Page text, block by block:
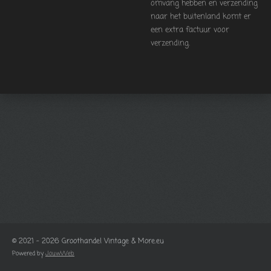
omvang hebben en verzending
naar het buitenland komt er
een extra factuur voor
verzending.
© 2021 - 2026 Groothandel Vintage & More.eu
Powered by JouwWeb